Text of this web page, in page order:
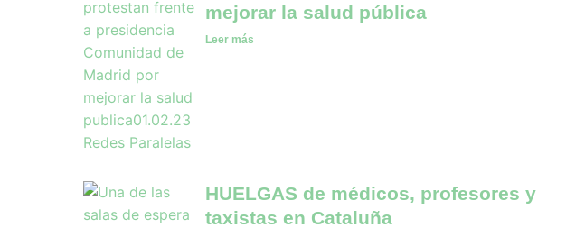
mejorar la salud pública
Leer más
HUELGAS de médicos, profesores y
taxistas en Cataluña